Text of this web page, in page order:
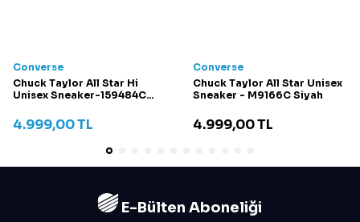
Converse
Chuck Taylor All Star Hi
Unisex Sneaker-159484C
4.999,00TL
Converse
Chuck Taylor All Star Unisex
Sneaker - M9166C Siyah
4.999,00TL
E-Bülten Aboneliği